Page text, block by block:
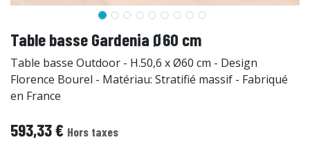
Table basse Gardenia Ø60 cm
Table basse Outdoor - H.50,6 x Ø60 cm - Design
Florence Bourel - Matériau: Stratifié massif - Fabriqué
en France
593,33€ Hors taxes